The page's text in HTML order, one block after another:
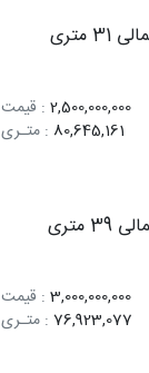
متری
2,500,000,000 : قیمت
80,645,161 : متـری
3,000,000,000 : قیمت
76,923,077 : متـری